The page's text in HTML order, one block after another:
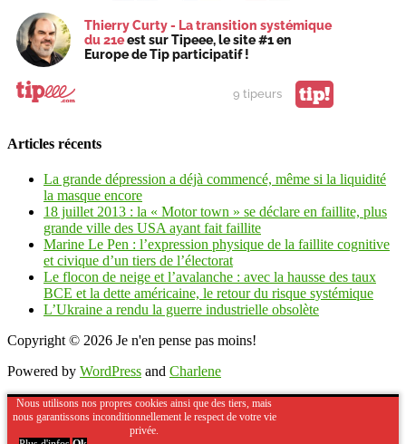
Thierry Curty - La transition systémique
du 21eest sur Tipeee, le site #1 en
Europe de Tip participatif !
9 tipeurs tip!
Articles récents
La grande dépression a déjà commencé, même si la liquidité
la masque encore
18 juillet 2013 : la « Motor town » se déclare en faillite, plus
grande ville des USA ayant fait faillite
Marine Le Pen : l’expression physique de la faillite cognitive
et civique d’un tiers de l’électorat
Le flocon de neige et l’avalanche : avec la hausse des taux
BCE et la dette américaine, le retour du risque systémique
L’Ukraine a rendu la guerre industrielle obsolète
Copyright © 2026 Je n'en pense pas moins!
Powered by WordPress and Charlene
Nous utilisons nos propres cookies ainsi que des tiers, mais
nous garantissons inconditionnellement le respect de votre vie
privée.